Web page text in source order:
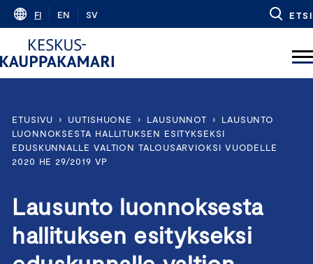
Skip
content
FI EN SV ETSI
ETUSIVU › UUTISHUONE › LAUSUNNOT ›
LAUSUNTO
LUONNOKSESTA HALLITUKSEN ESITYKSEKSI
EDUSKUNNALLE VALTION TALOUSARVIOKSI VUODELLE
2020 HE 29/2019 VP
Lausunto luonnoksesta
hallituksen esitykseksi